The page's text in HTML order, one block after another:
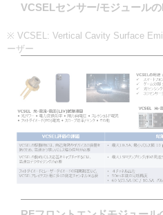
VCSELセンサー/モジュール
※ VCSEL: Vertical Cavity Surface
ーザー